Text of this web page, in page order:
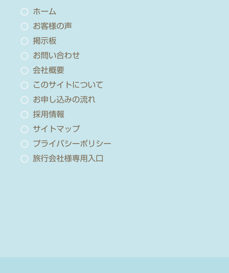
ホーム
お客様の声
掲示板
お問い合わせ
会社概要
このサイトについて
お申し込みの流れ
採用情報
サイトマップ
プライバシーポリシー
旅行会社様専用入口